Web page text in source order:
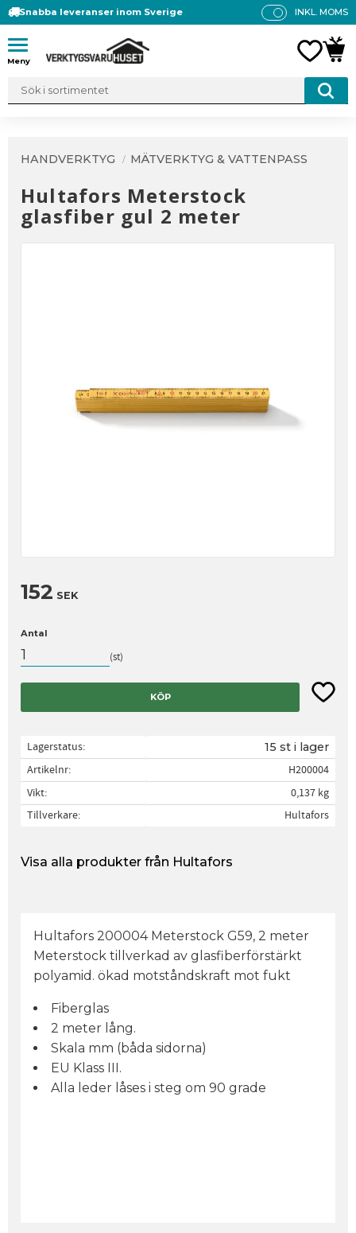
Meny
Snabba leveranser inom Sverige
P
A
INKL. MOMS
HANDVERKTYG MÄTVERKTYG & VATTENPASS
Hultafors Meterstock
glasfiber gul 2 meter
152 SEK
Antal
st
KÖP Lägg
Lagerstatus 15 st i lager
Artikelnr
H200004
Vikt
0,137 kg
Tillverkare
Hultafors
Visa alla produkter från Hultafors
Hultafors 200004 Meterstock G59, 2 meter
Meterstock tillverkad av glasfiberförstärkt
polyamid. ökad motståndskraft mot fukt
Fiberglas
2 meter lång.
Skala mm (båda sidorna)
EU Klass III.
Alla leder låses i steg om 90 grade